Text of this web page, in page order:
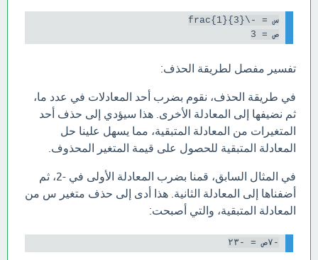
ص = 3
تفسير مفصل لطريقة الحذف:
في طريقة الحذف، نقوم بضرب أحد المعادلات في عدد ما،
ثم نضيفها إلى المعادلة الأخرى. هذا سيؤدي إلى حذف أحد
المتغيرات من المعادلة المتبقية، مما يسهل علينا حل
المعادلة المتبقية للحصول على قيمة المتغير المحذوف.
في المثال السابق، قمنا بضرب المعادلة الأولى في -2، ثم
أضفناها إلى المعادلة الثانية. هذا أدى إلى حذف متغير س من
المعادلة المتبقية، والتي أصبحت:
-٧ص = -٢٣